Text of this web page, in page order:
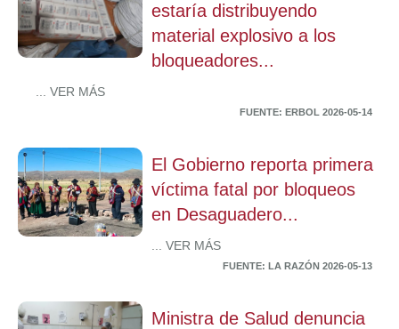
estaría distribuyendo
material explosivo a los
bloqueadores...
... VER MÁS
FUENTE: ERBOL 2026-05-14
El Gobierno reporta primera
víctima fatal por bloqueos
en Desaguadero...
... VER MÁS
FUENTE: LA RAZÓN 2026-05-13
Ministra de Salud denuncia